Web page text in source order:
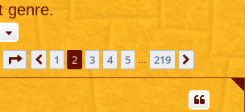
genre.
Page sur219
Précédente
1 2 3 4 5 219 Suivante